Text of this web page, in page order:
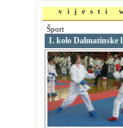
vijesti
Šport
I. kolo Dalmatinske